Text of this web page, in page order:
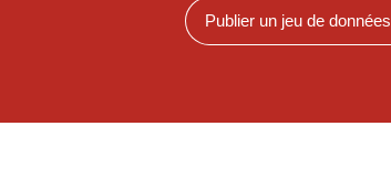
Publier un jeu de données